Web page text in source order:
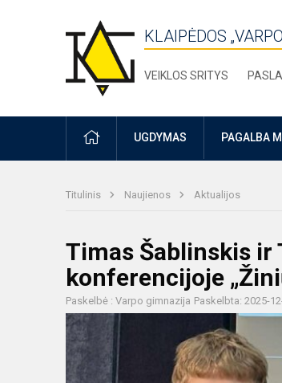
KLAIPĖDOS
VEIKLOS SRITYS
PRADŽIAUGDYMAS PAGALBA
Titulinis Naujienos Aktualijos
Timas Šablinskis ir
konferencijoje
Paskelbė : Varpo gimnazija Paskelbta: 2025-